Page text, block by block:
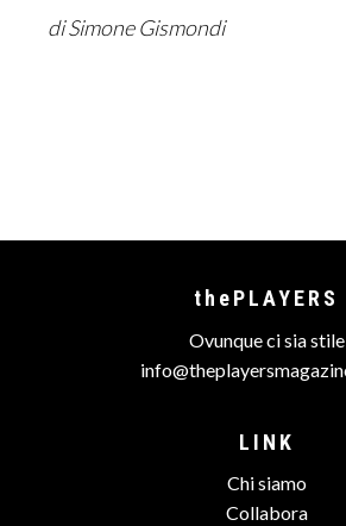
di Simone Gismondi
thePLAYERS
Ovunque ci sia stile
LINK
Chi siamo
Collabora